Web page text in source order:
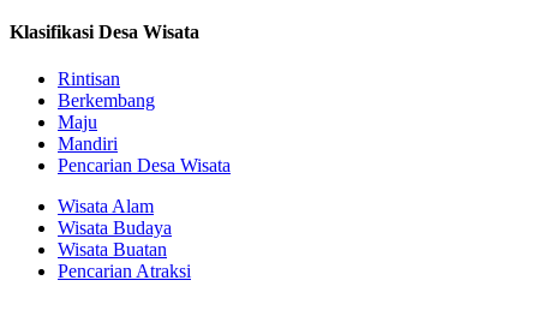
Klasifikasi Desa Wisata
Rintisan
Berkembang
Maju
Mandiri
Pencarian Desa Wisata
Wisata Alam
Wisata Budaya
Wisata Buatan
Pencarian Atraksi